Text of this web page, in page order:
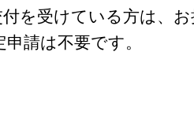
を受けている方は、
請は不要です。